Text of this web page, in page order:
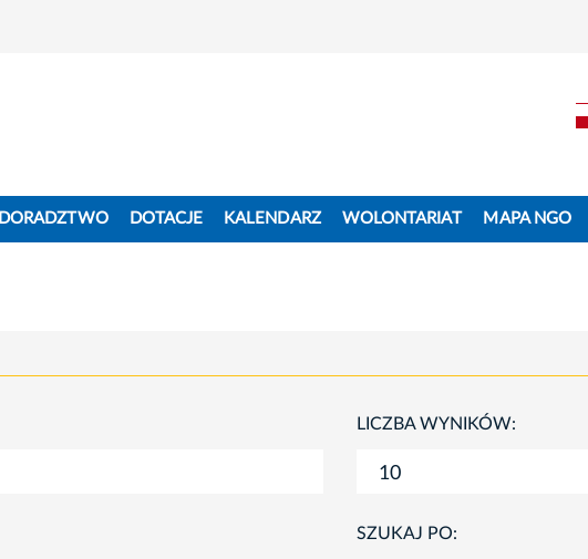
DORADZTWO DOTACJE KALENDARZ WOLONTARIAT MAPA NGO
LICZBA WYNIKÓW:
SZUKAJ PO: